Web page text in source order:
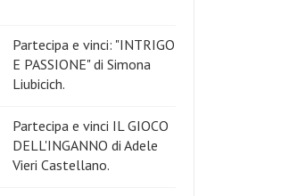
Partecipa e vinci: "INTRIGO
E PASSIONE" di Simona
Liubicich.
Partecipa e vinci IL GIOCO
DELL'INGANNO di Adele
Vieri Castellano.